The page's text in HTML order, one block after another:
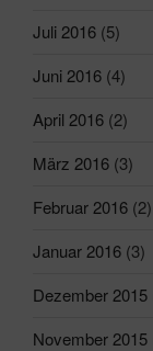
Juli 2016 (5)
Juni 2016 (4)
April 2016 (2)
März 2016 (3)
Februar 2016 (2)
Januar 2016 (3)
Dezember 2015
November 2015